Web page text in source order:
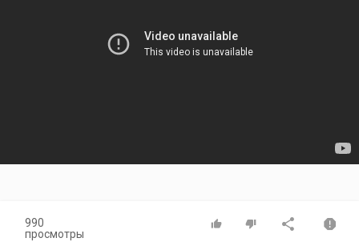
990
просмотры